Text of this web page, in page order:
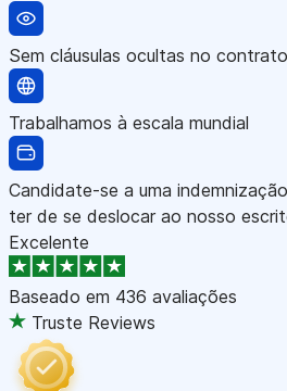
Sem cláusulas ocultas no contrato
Trabalhamos à escala mundial
Candidate-se a uma
ter de se deslocar ao nosso
Excelente
Baseado em 436 avaliações
Truste Reviews